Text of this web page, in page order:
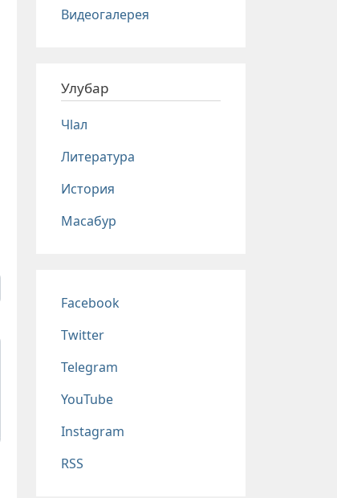
Видеогалерея
Улубар
Чlал
Литература
История
Масабур
Соц сети
Facebook
Twitter
Telegram
YouTube
Instagram
RSS